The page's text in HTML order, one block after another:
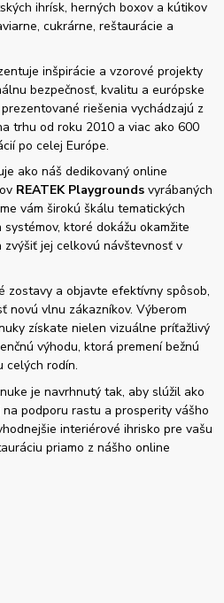
ihrísk, herných boxov a kútikov
cukrárne, reštaurácie a
inšpirácie a vzorové projekty
bezpečnosť, kvalitu a európske
riešenia vychádzajú z
trhu od roku 2010 a viac ako 600
po celej Európe.
ako náš dedikovaný online
REATEK Playgrounds vyrábaných
vám širokú škálu tematických
ktoré dokážu okamžite
jej celkovú návštevnosť v
zostavy a objavte efektívny spôsob,
novú vlnu zákazníkov. Výberom
získate nielen vizuálne príťažlivý
výhodu, ktorá premení bežnú
celých rodín.
je navrhnutý tak, aby slúžil ako
podporu rastu a prosperity vášho
interiérové ihrisko pre vašu
priamo z nášho online